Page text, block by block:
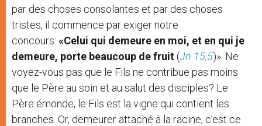
par des choses consolantes et par des choses
tristes, il commence par exiger notre
concours: «Celui qui demeure en moi, et en qui je
demeure, porte beaucoup de fruit (Jn 15,5)». Ne
voyez-vous pas que le Fils ne contribue pas moins
que le Père au soin et au salut des disciples? Le
Père émonde, le Fils est la vigne qui contient les
branches. Or, demeurer attaché à la racine, c’est ce